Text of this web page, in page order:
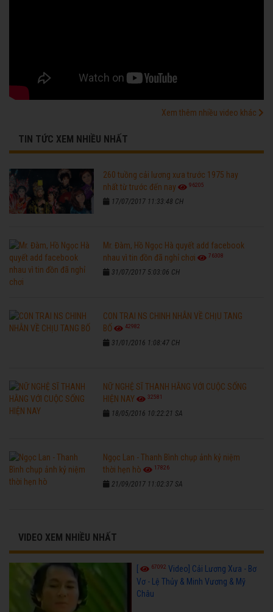
Xem thêm nhiều video khác
TIN TỨC XEM NHIỀU NHẤT
260 tuồng cải lương xưa trước 1975 hay
nhất từ trước đến nay
96205
17/07/2017 11:33:48 CH
Mr. Đàm, Hồ Ngọc Hà quyết add facebook
nhau vì tin đồn đã nghỉ chơi
76308
31/07/2017 5:03:06 CH
CON TRAI NS CHINH NHẪN VỀ CHỊU TANG
BỐ
42982
31/01/2016 1:08:47 CH
NỮ NGHỆ SĨ THANH HẰNG VỚI CUỘC SỐNG
HIỆN NAY
32581
18/05/2016 10:22:21 SA
Ngọc Lan - Thanh Bình chụp ảnh kỷ niệm
thời hẹn hò
17826
21/09/2017 11:02:37 SA
VIDEO XEM NHIỀU NHẤT
[ 67092 Video] Cải Lương Xưa - Bơ
Vơ - Lệ Thủy & Minh Vương & Mỹ
Châu